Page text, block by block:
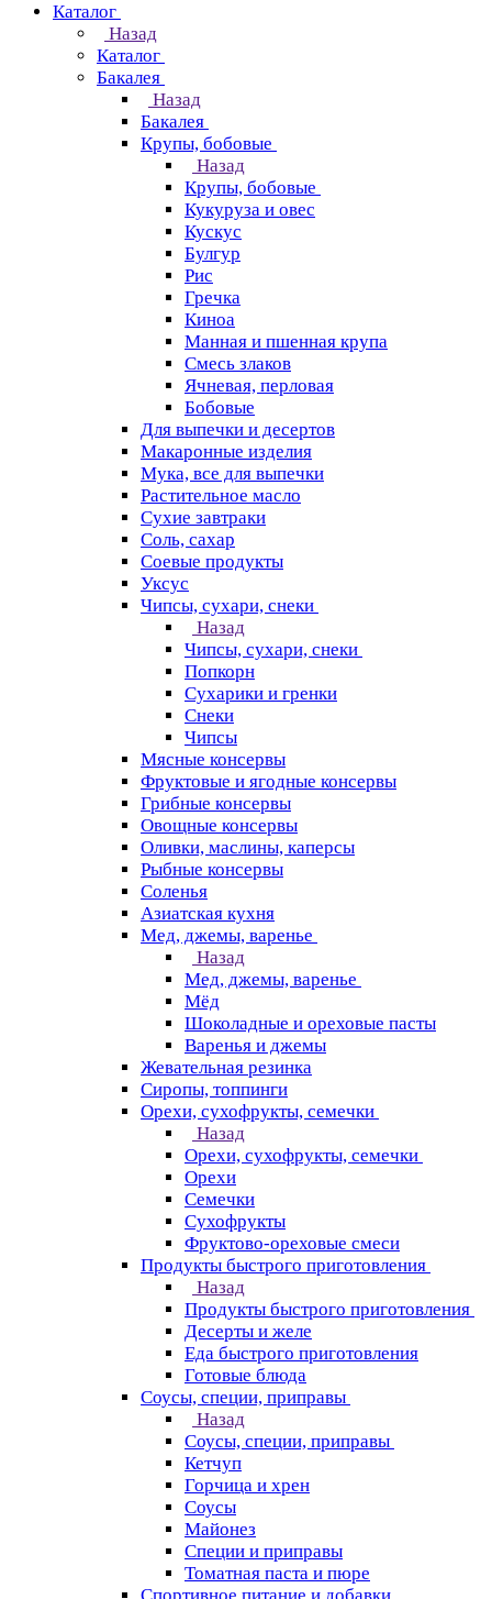
Каталог
Назад
Каталог
Бакалея
Назад
Бакалея
Крупы, бобовые
Назад
Крупы, бобовые
Кукуруза и овес
Кускус
Булгур
Рис
Гречка
Киноа
Манная и пшенная крупа
Смесь злаков
Ячневая, перловая
Бобовые
Для выпечки и десертов
Макаронные изделия
Мука, все для выпечки
Растительное масло
Сухие завтраки
Соль, сахар
Соевые продукты
Уксус
Чипсы, сухари, снеки
Назад
Чипсы, сухари, снеки
Попкорн
Сухарики и гренки
Снеки
Чипсы
Мясные консервы
Фруктовые и ягодные консервы
Грибные консервы
Овощные консервы
Оливки, маслины, каперсы
Рыбные консервы
Соленья
Азиатская кухня
Мед, джемы, варенье
Назад
Мед, джемы, варенье
Мёд
Шоколадные и ореховые пасты
Варенья и джемы
Жевательная резинка
Сиропы, топпинги
Орехи, сухофрукты, семечки
Назад
Орехи, сухофрукты, семечки
Орехи
Семечки
Сухофрукты
Фруктово-ореховые смеси
Продукты быстрого приготовления
Назад
Продукты быстрого приготовления
Десерты и желе
Еда быстрого приготовления
Готовые блюда
Соусы, специи, приправы
Назад
Соусы, специи, приправы
Кетчуп
Горчица и хрен
Соусы
Майонез
Специи и приправы
Томатная паста и пюре